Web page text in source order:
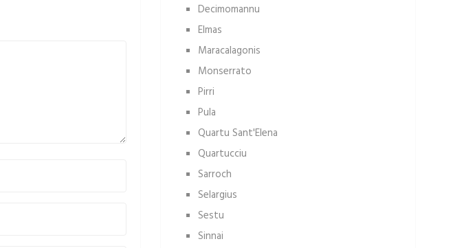
Decimomannu
Elmas
Maracalagonis
Monserrato
Pirri
Pula
Quartu Sant'Elena
Quartucciu
Sarroch
Selargius
Sestu
Sinnai